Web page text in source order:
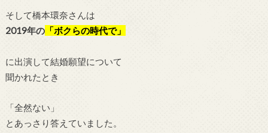
そして橋本環奈さんは
2019年の「ボクらの時代で」
に出演して結婚願望について
聞かれたとき
「全然ない」
とあっさり答えていました。